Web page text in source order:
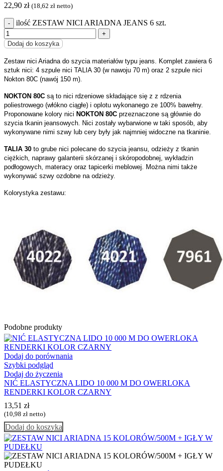
22,90 zł (18,62 zł netto)
ilość ZESTAW NICI ARIADNA JEANS 6 szt.
Dodaj do koszyka
Zestaw nici Ariadna do szycia materiałów typu jeans. Komplet zawiera 6
sztuk nici: 4 szpule nici TALIA 30 (w nawoju 70 m) oraz 2 szpule nici
Nokton 80C (nawój 150 m).
NOKTON 80C są to nici rdzeniowe składające się z z rdzenia
poliestrowego (włókno ciągłe) i oplotu wykonanego ze 100% bawełny.
Proponowane kolory nici NOKTON 80C przeznaczone są głównie do
szycia tkanin jeansowych. Nici zostały wybarwione w taki sposób, aby
wykonywane nimi szwy lub cery były jak najmniej widoczne na tkaninie.
TALIA 30 to grube nici polecane do szycia jeansu, odzieży z tkanin
ciężkich, naprawy galanterii skórzanej i skóropodobnej, wykładzin
podłogowych, materacy oraz tapicerki meblowej. Można nimi także
wykonywać szwy ozdobne na odzieży.
Kolorystyka zestawu:
Podobne produkty
Dodaj do porównania
Szybki podgląd
Dodaj do życzenia
NIĆ ELASTYCZNA LIDO 10 000 M DO OWERLOKA
RENDERKI KOLOR CZARNY
13,51 zł
(10,98 zł netto)
Dodaj do koszyka